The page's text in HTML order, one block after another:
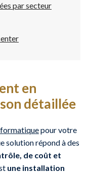
par secteur
en
détaillée
pour votre
solution répond à des
de coût et
une installation